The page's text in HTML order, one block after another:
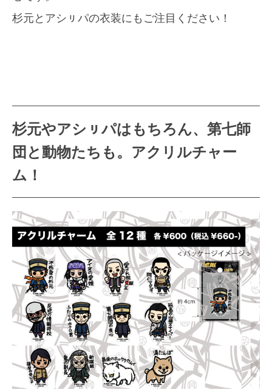
杉元とアシㇼパの衣装にもご注目ください！
杉元やアシㇼパはもちろん、第七師
団と動物たちも。アクリルチャー
ム！